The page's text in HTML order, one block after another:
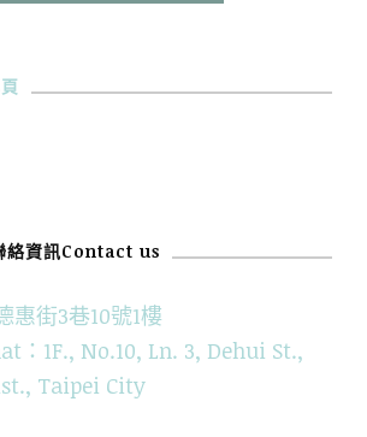
絡資訊Contact us
惠街3巷10號1樓
：1F., No.10, Ln. 3, Dehui St.,
Taipei City